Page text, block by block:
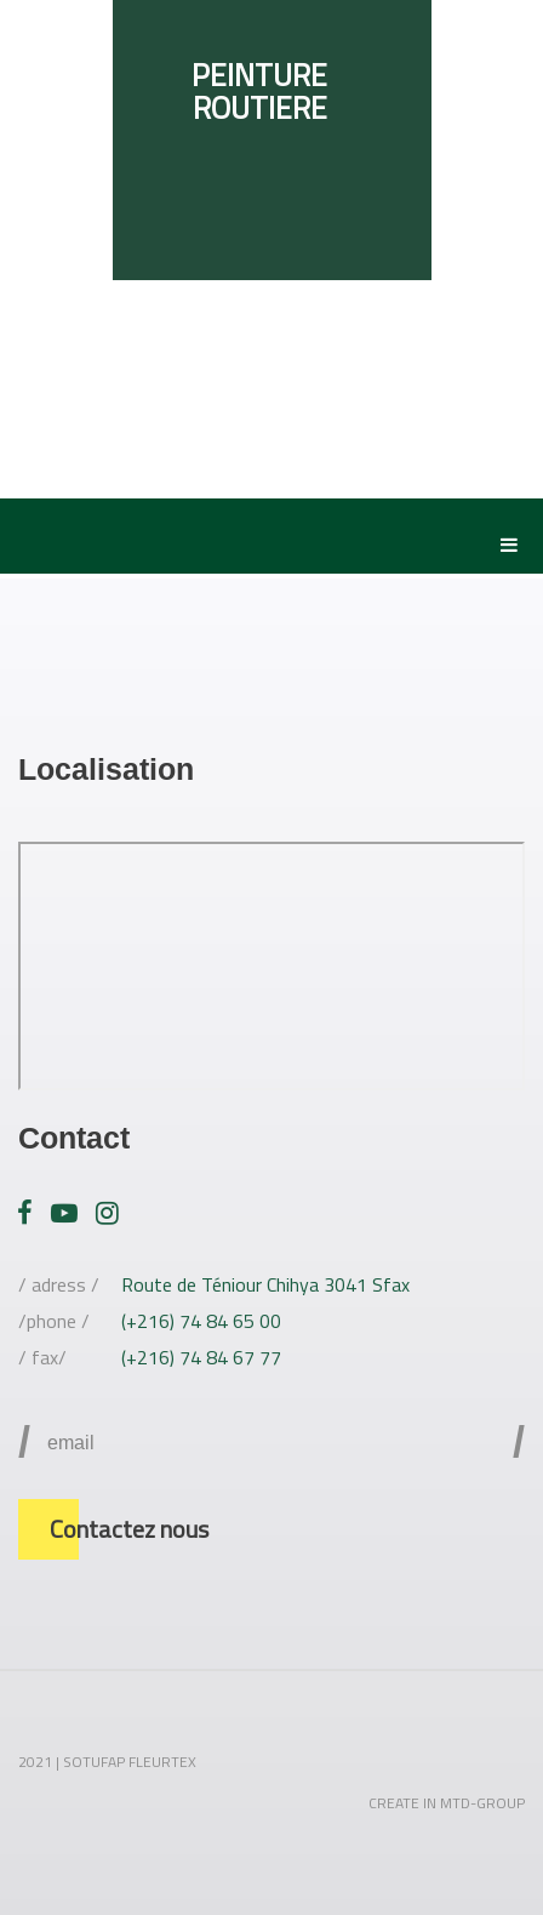
PEINTURE
ROUTIERE
Localisation
Contact
/ adress /
Route de Téniour Chihya 3041 Sfax
/phone /
(+216) 74 84 65 00
/ fax/
(+216) 74 84 67 77
/ /
Contactez nous
2021 | SOTUFAP FLEURTEX
CREATE IN MTD-GROUP